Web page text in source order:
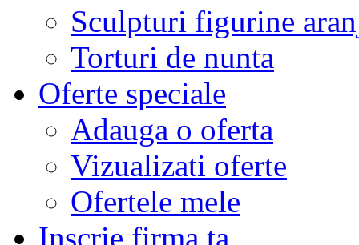
Sculpturi figurine
Torturi de nunta
Oferte speciale
Adauga o oferta
Vizualizati oferte
Ofertele mele
Inscrie firma ta